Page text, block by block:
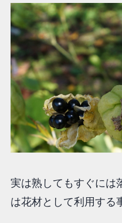
実は熟してもすぐには
は花材として利用する